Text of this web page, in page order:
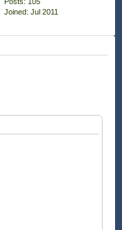
Joined: Jul 2011